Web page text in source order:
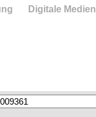
Digitale Medien